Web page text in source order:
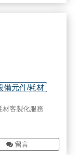
備元件/耗材
材客製化服務
留言